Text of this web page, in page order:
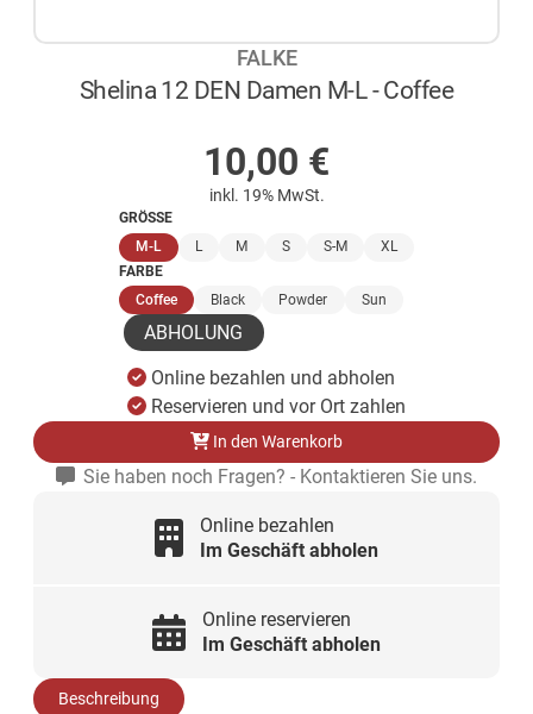
FALKE
Shelina 12 DEN Damen M-L - Coffee
10,00 €
inkl. 19% MwSt.
GRÖSSE
M-L (ausgewählt)
L M S S-M
XL
FARBE
Coffee(ausgewählt)
Black Powder Sun
ABHOLUNG
Online bezahlen und abholen
Reservieren und vor Ort zahlen
In den Warenkorb
Sie haben noch Fragen? - Kontaktieren Sie uns.
Online bezahlen
Im Geschäft abholen
Online reservieren
Im Geschäft abholen
Beschreibung